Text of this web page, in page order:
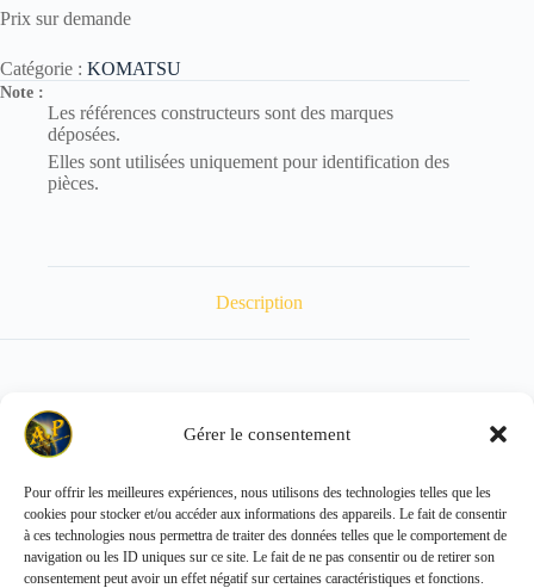
Gérer le consentement
Pour offrir les meilleures expériences, nous utilisons des technologies telles que les
cookies pour stocker et/ou accéder aux informations des appareils. Le fait de consentir
à ces technologies nous permettra de traiter des données telles que le comportement de
navigation ou les ID uniques sur ce site. Le fait de ne pas consentir ou de retirer son
consentement peut avoir un effet négatif sur certaines caractéristiques et fonctions.
Prix sur demande
Catégorie : KOMATSU
Note :
Les références constructeurs sont des marques
déposées.
Elles sont utilisées uniquement pour identification des
pièces.
Description
POIDS : 0.052 kg
Copyright © 2026 - ALL PARTS FRANCE SAS